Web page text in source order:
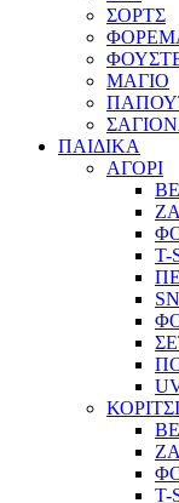
ΣΟΡΤΣ
ΜΑΓΙΟ
ΠΑΙΔΙΚΑ
ΑΓΟΡΙ
T-
ΚΟΡΙΤΣΙ
T-